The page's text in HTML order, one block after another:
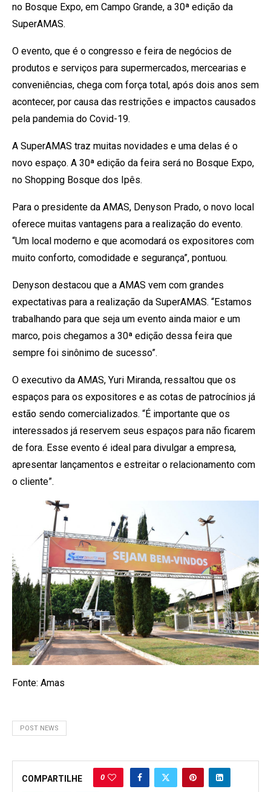
no Bosque Expo, em Campo Grande, a 30ª edição da
SuperAMAS.
O evento, que é o congresso e feira de negócios de
produtos e serviços para supermercados, mercearias e
conveniências, chega com força total, após dois anos sem
acontecer, por causa das restrições e impactos causados
pela pandemia do Covid-19.
A SuperAMAS traz muitas novidades e uma delas é o
novo espaço. A 30ª edição da feira será no Bosque Expo,
no Shopping Bosque dos Ipês.
Para o presidente da AMAS, Denyson Prado, o novo local
oferece muitas vantagens para a realização do evento.
“Um local moderno e que acomodará os expositores com
muito conforto, comodidade e segurança”, pontuou.
Denyson destacou que a AMAS vem com grandes
expectativas para a realização da SuperAMAS. “Estamos
trabalhando para que seja um evento ainda maior e um
marco, pois chegamos a 30ª edição dessa feira que
sempre foi sinônimo de sucesso”.
O executivo da AMAS, Yuri Miranda, ressaltou que os
espaços para os expositores e as cotas de patrocínios já
estão sendo comercializados. “É importante que os
interessados já reservem seus espaços para não ficarem
de fora. Esse evento é ideal para divulgar a empresa,
apresentar lançamentos e estreitar o relacionamento com
o cliente”.
Fonte: Amas
POST NEWS
COMPARTILHE 0